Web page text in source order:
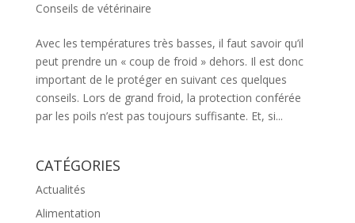
Conseils de vétérinaire
Avec les températures très basses, il faut savoir qu’il
peut prendre un « coup de froid » dehors. Il est donc
important de le protéger en suivant ces quelques
conseils. Lors de grand froid, la protection conférée
par les poils n’est pas toujours suffisante. Et, si...
CATÉGORIES
Actualités
Alimentation